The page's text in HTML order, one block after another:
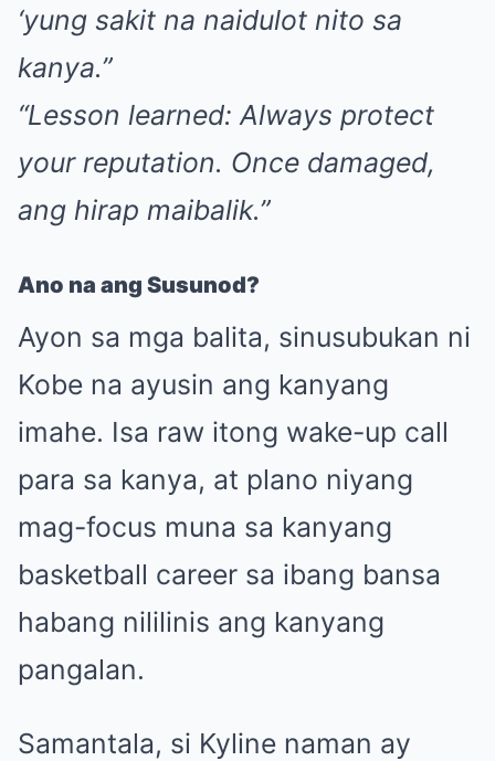
‘yung sakit na naidulot nito sa
kanya.”
“Lesson learned: Always protect
your reputation. Once damaged,
ang hirap maibalik.”
Ano na ang Susunod?
Ayon sa mga balita, sinusubukan ni
Kobe na ayusin ang kanyang
imahe. Isa raw itong wake-up call
para sa kanya, at plano niyang
mag-focus muna sa kanyang
basketball career sa ibang bansa
habang nililinis ang kanyang
pangalan.
Samantala, si Kyline naman ay